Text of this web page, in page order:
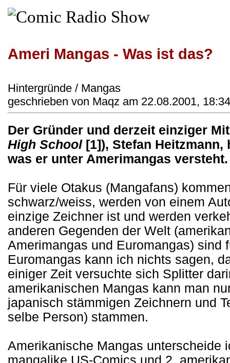
Ameri Mangas - Was ist das?
Hintergründe / Mangas
geschrieben von Maqz am 22.08.2001,
Der Gründer und derzeit einziger
High School[1]), Stefan Heitzmann,
was er unter Amerimangas versteht.
Für viele Otakus (Mangafans)
schwarz/weiss, werden von einem
einzige Zeichner ist und werden
anderen Gegenden der Welt
Amerimangas und Euromangas) sind
Euromangas kann ich nichts sagen,
einiger Zeit versuchte sich Splitter
amerikanischen Mangas kann man
japanisch stämmigen Zeichnern und
selbe Person) stammen.
Amerikanische Mangas unterscheide
mangalike US-Comics und 2.